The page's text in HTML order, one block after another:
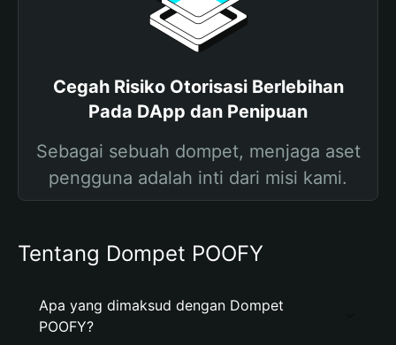
Cegah Risiko Otorisasi Berlebihan
Pada DApp dan Penipuan
Sebagai sebuah dompet, menjaga aset
pengguna adalah inti dari misi kami.
Tentang Dompet POOFY
Apa yang dimaksud dengan Dompet
POOFY?